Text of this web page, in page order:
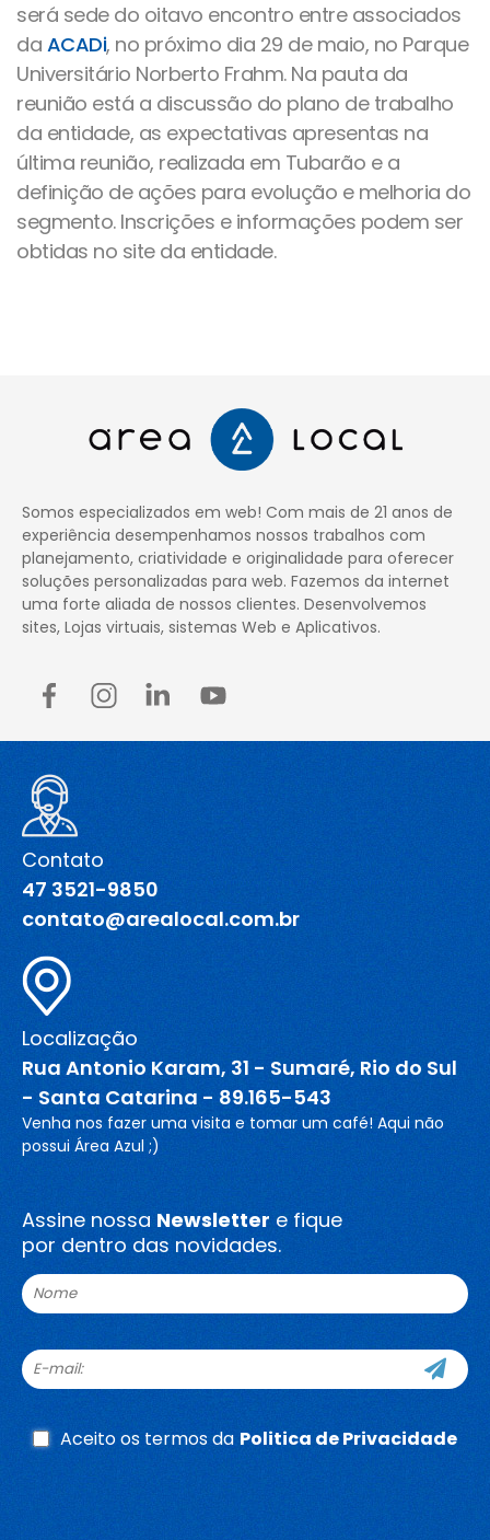
será sede do oitavo encontro entre associados
da ACADi, no próximo dia 29 de maio, no Parque
Universitário Norberto Frahm. Na pauta da
reunião está a discussão do plano de trabalho
da entidade, as expectativas apresentas na
última reunião, realizada em Tubarão e a
definição de ações para evolução e melhoria do
segmento. Inscrições e informações podem ser
obtidas no site da entidade.
Somos especializados em web! Com mais de 21 anos de
experiência desempenhamos nossos trabalhos com
planejamento, criatividade e originalidade para oferecer
soluções personalizadas para web. Fazemos da internet
uma forte aliada de nossos clientes. Desenvolvemos
sites, Lojas virtuais, sistemas Web e Aplicativos.
Contato
47 3521-9850
contato@arealocal.com.br
Localização
Rua Antonio Karam, 31 - Sumaré, Rio do Sul
- Santa Catarina - 89.165-543
Venha nos fazer uma visita e tomar um café! Aqui não
possui Área Azul ;)
Assine nossa Newsletter e fique
por dentro das novidades.
Aceito os termos da Politica de Privacidade